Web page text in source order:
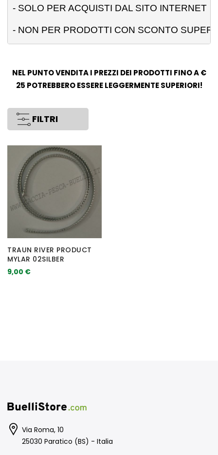
- SOLO PER ACQUISTI DAL SITO INTERNET
- NON PER PRODOTTI CON SCONTO
NEL PUNTO VENDITA I PREZZI DEI PRODOTTI FINO A €
25 POTREBBERO ESSERE LEGGERMENTE SUPERIORI!
FILTRI
TRAUN RIVER PRODUCT
MYLAR 02SILBER
9,00 €
Via Roma, 10
25030 Paratico (BS) - Italia